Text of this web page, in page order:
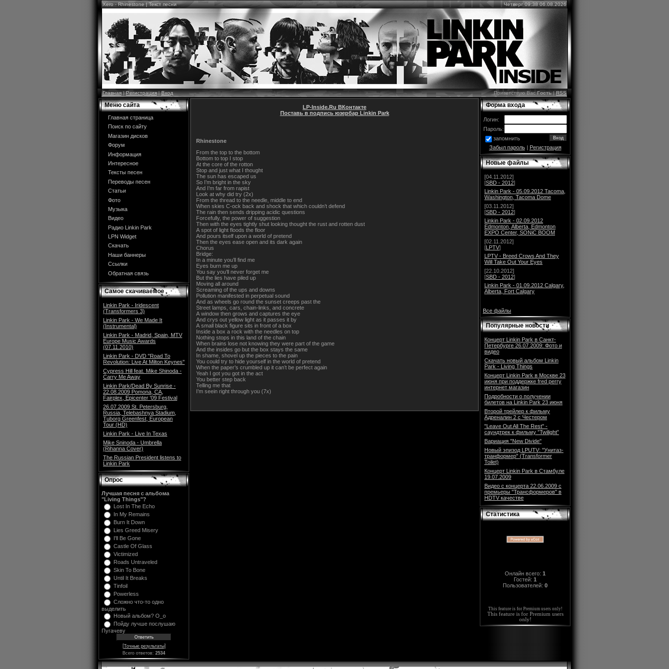
Xero - Rhinestone | Текст песни Четверг 09:38 06.08.2026
Главная|Регистрация|Вход Приветствую ВасГость|RSS
Меню сайта
Главная страница
Поиск по сайту
Магазин дисков
Форум
Информация
Интересное
Тексты песен
Переводы песен
Статьи
Фото
Музыка
Видео
Радио Linkin Park
LPN Widget
Скачать
Наши баннеры
Ссылки
Обратная связь
Самое скачиваемое
Linkin Park - Iridescent
(Transformers 3)
Linkin Park - We Made It
(Instrumental)
Linkin Park - Madrid, Spain, MTV
Europe Music Awards
(07.11.2010)
Linkin Park - DVD "Road To
Revolution: Live At Milton Keynes"
Cypress Hill feat. Mike Shinoda -
Carry Me Away
Linkin Park/Dead By Sunrise -
22.08.2009 Pomona, CA,
Fairplex, Epicenter '09 Festival
26.07.2009 St. Petersburg,
Russia, Telebashnya Stadium,
Tuborg Greenfest, European
Tour (HD)
Linkin Park - Live In Texas
Mike Sninoda - Umbrella
(Rihanna Cover)
The Russian President listens to
Linkin Park
Опрос
Лучшая песня с альбома
"Living Things"?
Lost In The Echo
In My Remains
Burn It Down
Lies Greed Misery
I'll Be Gone
Castle Of Glass
Victimized
Roads Untraveled
Skin To Bone
Until It Breaks
Tinfoil
Powerless
Сложно что-то одно
выделить
Новый альбом? O_o
Пойду лучше послушаю
Пугачеву
[Точные результаты]
Всего ответов: 2534
LP-Inside.Ru ВКонтакте
Поставь в подпись юзербар Linkin Park
Rhinestone
From the top to the bottom
Bottom to top I stop
At the core of the rotton
Stop and just what I thought
The sun has escaped us
So I’m bright in the sky
And I’m far from rapist
Look at why did try (2x)
From the thread to the needle, middle to end
When skies C-ock back and shock that which couldn’t defend
The rain then sends dripping acidic questions
Forcefully, the power of suggestion
Then with the eyes tightly shut looking thought the rust and rotten dust
A spot of light floods the floor
And pours itself upon a world of pretend
Then the eyes ease open and its dark again
Chorus
Bridge:
In a minute you’ll find me
Eyes burn me up
You say you’ll never forget me
But the lies have piled up
Moving all around
Screaming of the ups and downs
Pollution manifested in perpetual sound
And as wheels go round the sunset creeps past the
Street lamps, cars, chain-links, and concrete
A window then grows and captures the eye
And crys out yellow light as it passes it by
A small black figure sits in front of a box
Inside a box a rock with the needles on top
Nothing stops in this land of the chain
When brains lose not knowing they were part of the game
And the insides go but the box stays the same
In shame, shovel up the pieces to the pain
You could try to hide yourself in the world of pretend
When the paper’s crumbled up it can’t be perfect again
Yeah I got you got in the act
You better step back
Telling me that
I’m seein right through you (7x)
Форма входа
Логин:
Пароль:
запомнить
Забыл пароль| Регистрация
Новые файлы
[04.11.2012]
[SBD - 2012]
Linkin Park - 05.09.2012 Tacoma,
Washington, Tacoma Dome
[03.11.2012]
[SBD - 2012]
Linkin Park - 02.09.2012
Edmonton, Alberta, Edmonton
EXPO Center, SONiC BOOM
[02.11.2012]
[LPTV]
LPTV - Breed Crows And They
Will Take Out Your Eyes
[22.10.2012]
[SBD - 2012]
Linkin Park - 01.09.2012 Calgary,
Alberta, Fort Calgary
Все файлы
Популярные новости
Концерт Linkin Park в Санкт-
Петербурге 26.07.2009: Фото и
видео
Скачать новый альбом Linkin
Park - Living Things
Концерт Linkin Park в Москве 23
июня при поддержке fred perry
интернет магазин
Подробности о получении
билетов на Linkin Park 23 июня
Второй трейлер к фильму
Адреналин 2 с Честером
"Leave Out All The Rest" -
саундтрек к фильму ”Twilight”
Вариация "New Divide"
Новый эпизод LPUTV: "Унитаз-
транформер" (Transformer
Toilet)
Концерт Linkin Park в Стамбуле
19.07.2009
Видео с концерта 22.06.2009 с
премьеры "Трансформеров" в
HDTV качестве
Статистика
Онлайн всего: 1
Гостей: 1
Пользователей: 0
This feature is for Premium users only!
This feature is for Premium users
only!